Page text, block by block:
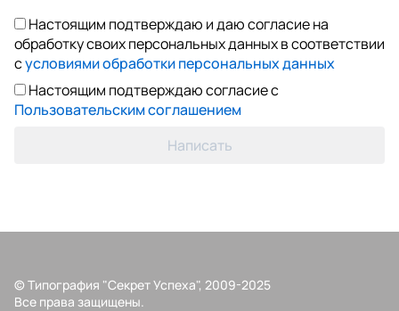
Настоящим подтверждаю и даю согласие на
обработку своих персональных данных в соответствии
сусловиями обработки персональных данных
Настоящим подтверждаю согласие с
Пользовательским соглашением
Написать
© Типография "Секрет Успеха", 2009-2025
Все права защищены.